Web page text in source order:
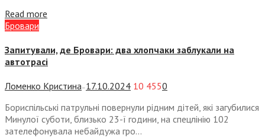
Read more
Бровари
Запитували, де Бровари: два хлопчаки заблукали на
автотрасі
Ломенко Кристина— 17.10.2024 10 4550
Бориспільські патрульні повернули рідним дітей, які загубилися
Минулої суботи, близько 23-ї години, на спецлінію 102
зателефонувала небайдужа гро...